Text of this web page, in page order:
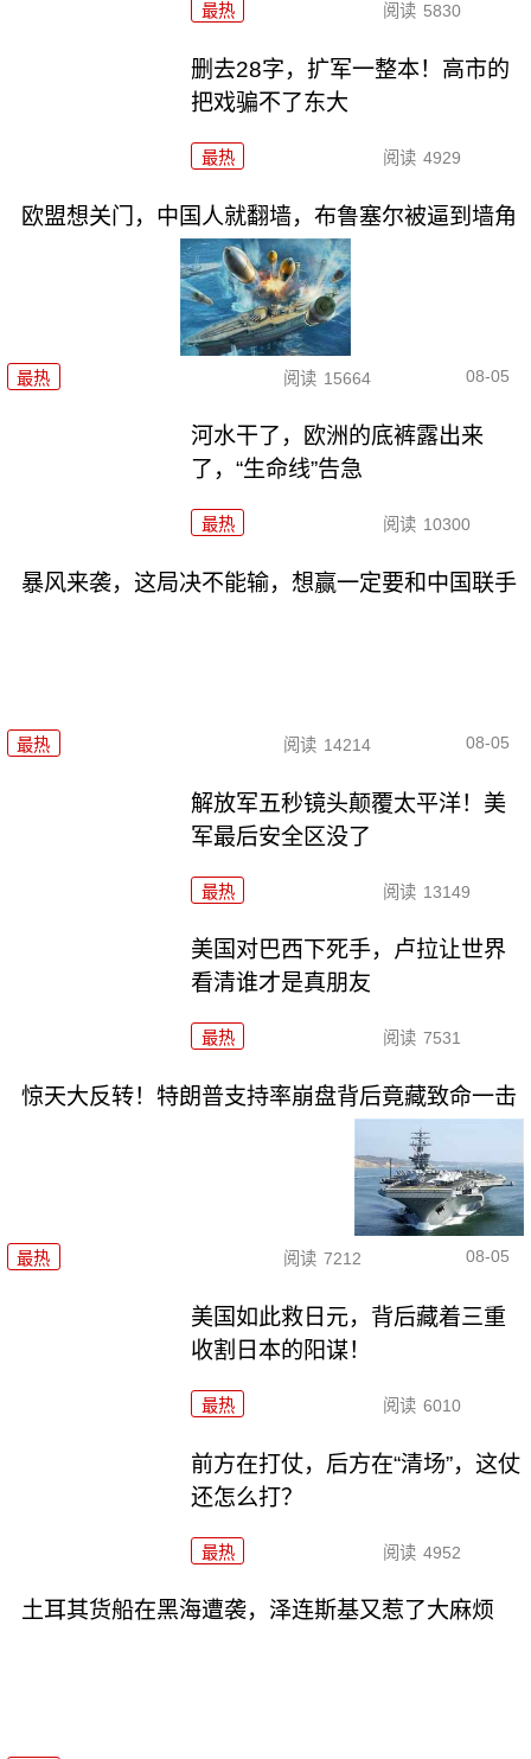
最热 阅读 5830
删去28字，扩军一整本！高市的
把戏骗不了东大
最热 阅读 4929
欧盟想关门，中国人就翻墙，布鲁塞尔被逼到墙角
最热 阅读 15664 08-05
河水干了，欧洲的底裤露出来
了，“生命线”告急
最热 阅读 10300
暴风来袭，这局决不能输，想赢一定要和中国联手
最热 阅读 14214 08-05
解放军五秒镜头颠覆太平洋！美
军最后安全区没了
最热 阅读 13149
美国对巴西下死手，卢拉让世界
看清谁才是真朋友
最热 阅读 7531
惊天大反转！特朗普支持率崩盘背后竟藏致命一击
最热 阅读 7212 08-05
美国如此救日元，背后藏着三重
收割日本的阳谋！
最热 阅读 6010
前方在打仗，后方在“清场”，这仗
还怎么打？
最热 阅读 4952
土耳其货船在黑海遭袭，泽连斯基又惹了大麻烦